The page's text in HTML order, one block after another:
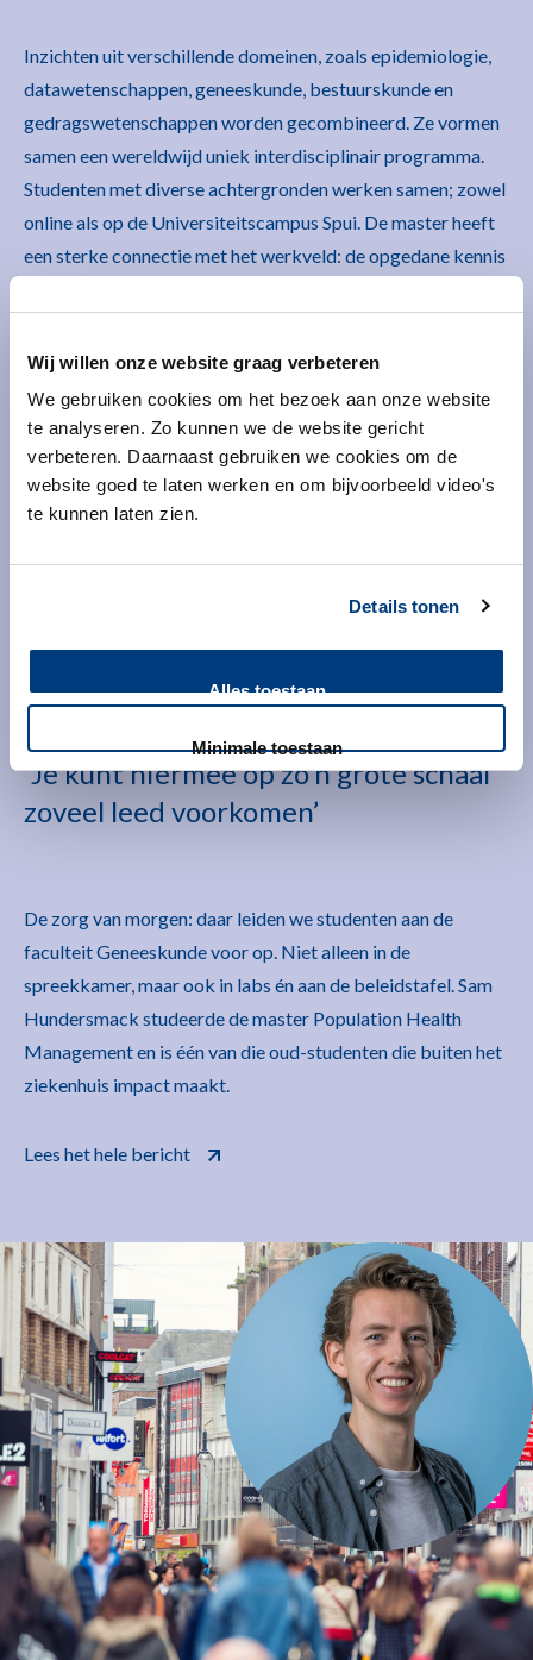
Wij willen onze website graag verbeteren
We gebruiken cookies om het bezoek aan onze website
te analyseren. Zo kunnen we de website gericht
verbeteren. Daarnaast gebruiken we cookies om de
website goed te laten werken en om bijvoorbeeld video's
te kunnen laten zien.
Details tonen
Alles toestaan
Minimale toestaan
Inzichten uit verschillende domeinen, zoals epidemiologie,
datawetenschappen, geneeskunde, bestuurskunde en
gedragswetenschappen worden gecombineerd. Ze vormen
samen een wereldwijd uniek interdisciplinair programma.
Studenten met diverse achtergronden werken samen; zowel
online als op de Universiteitscampus Spui. De master heeft
een sterke connectie met het werkveld: de opgedane kennis
Meer over de Master Population Health Management
‘Je kunt hiermee op zo’n grote schaal
zoveel leed voorkomen’
De zorg van morgen: daar leiden we studenten aan de
faculteit Geneeskunde voor op. Niet alleen in de
spreekkamer, maar ook in labs én aan de beleidstafel. Sam
Hundersmack studeerde de master Population Health
Management en is één van die oud-studenten die buiten het
ziekenhuis impact maakt.
Lees het hele bericht